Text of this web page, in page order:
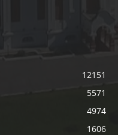
12151
5571
4974
1606